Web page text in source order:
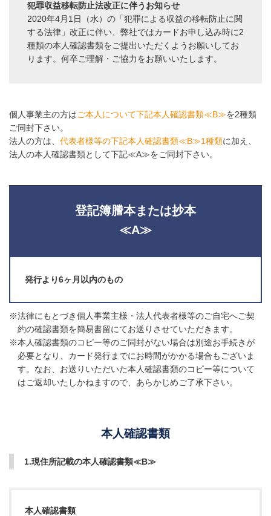
犯罪収益移転防止法改正に伴うお知らせ
2020年4月1日（水）の「犯罪による収益の移転防止に関
する法律」改正に伴い、弊社ではカードお申し込み時に2
種類の本人確認書類をご提出いただくようお願いしてお
ります。何卒ご理解・ご協力をお願いいたします。
個人事業主の方はご本人について下記本人確認書類≪B≫を2種類
ご同封下さい。
法人の方は、 代表者様等の下記本人確認書類≪B≫1種類に加え、
法人の本人確認書類として下記≪A≫をご同封下さい。
登記簿謄本または抄本
≪A≫
発行より6ヶ月以内のもの
※法律にもとづき個人事業主様・法人代表者様等のご自宅へご契
約の確認書類を簡易書留にてお送りさせていただきます。
※本人確認書類のコピー等のご同封がない場合は別途お手続きが
必要となり、カード発行までにお時間がかかる場合もございま
す。なお、お送りいただいた本人確認書類のコピー等について
はご返却いたしかねますので、あらかじめご了承下さい。
本人確認書類
1.現住所記載の本人確認書類≪B≫
本人確認書類